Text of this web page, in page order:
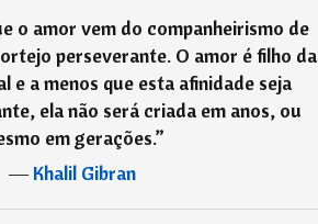
o amor vem do companheirismo de
perseverante. O amor é filho da
e a menos que esta afinidade seja
ela não será criada em anos, ou
em gerações.”
―Khalil Gibran